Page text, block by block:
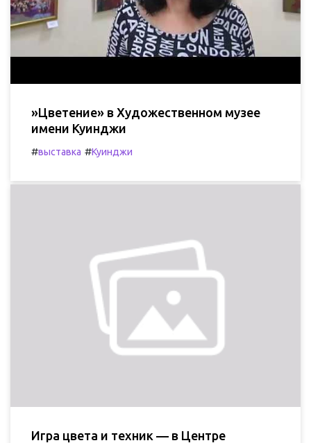
»Цветение» в Художественном музее
имени Куинджи
#выставка #Куинджи
Игра цвета и техник — в Центре